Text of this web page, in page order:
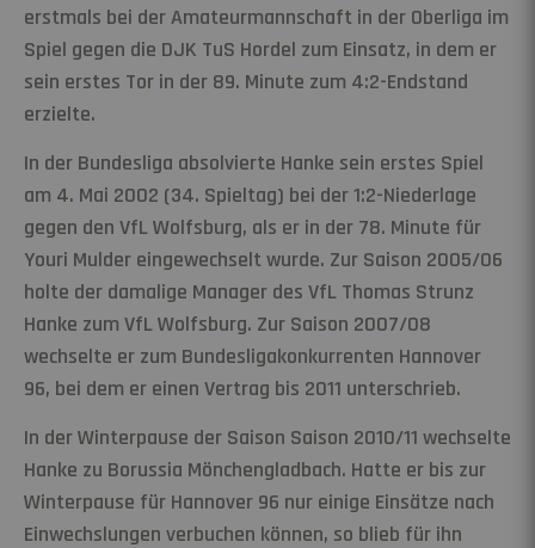
erstmals bei der Amateurmannschaft in der Oberliga im
Spiel gegen die DJK TuS Hordel zum Einsatz, in dem er
sein erstes Tor in der 89. Minute zum 4:2-Endstand
erzielte.
In der Bundesliga absolvierte Hanke sein erstes Spiel
am 4. Mai 2002 (34. Spieltag) bei der 1:2-Niederlage
gegen den VfL Wolfsburg, als er in der 78. Minute für
Youri Mulder eingewechselt wurde. Zur Saison 2005/06
holte der damalige Manager des VfL Thomas Strunz
Hanke zum VfL Wolfsburg. Zur Saison 2007/08
wechselte er zum Bundesligakonkurrenten Hannover
96, bei dem er einen Vertrag bis 2011 unterschrieb.
In der Winterpause der Saison Saison 2010/11 wechselte
Hanke zu Borussia Mönchengladbach. Hatte er bis zur
Winterpause für Hannover 96 nur einige Einsätze nach
Einwechslungen verbuchen können, so blieb für ihn